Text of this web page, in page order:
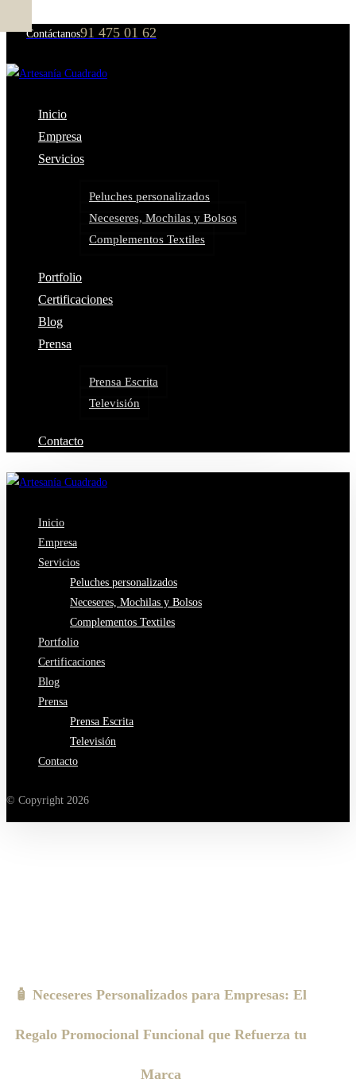
Contáctanos91 475 01 62
Inicio
Empresa
Servicios
Peluches personalizados
Neceseres, Mochilas y Bolsos
Complementos Textiles
Portfolio
Certificaciones
Blog
Prensa
Prensa Escrita
Televisión
Contacto
Inicio
Empresa
Servicios
Peluches personalizados
Neceseres, Mochilas y Bolsos
Complementos Textiles
Portfolio
Certificaciones
Blog
Prensa
Prensa Escrita
Televisión
Contacto
© Copyright 2026
🧴 Neceseres Personalizados para Empresas: El
Regalo Promocional Funcional que Refuerza tu
Marca